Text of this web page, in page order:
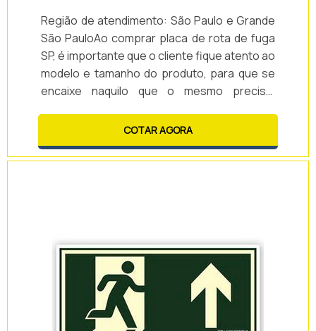
Região de atendimento: São Paulo e Grande
São PauloAo comprar placa de rota de fuga
SP, é importante que o cliente fique atento ao
modelo e tamanho do produto, para que se
encaixe naquilo que o mesmo precisa,
peça. Esta versão de placa é elaborada em
diversos tamanhos, tais como: 24cm x 12cm,
29 cm x 14,5 cm, 40 x 20 cm, entre outros. Ela
COTAR AGORA